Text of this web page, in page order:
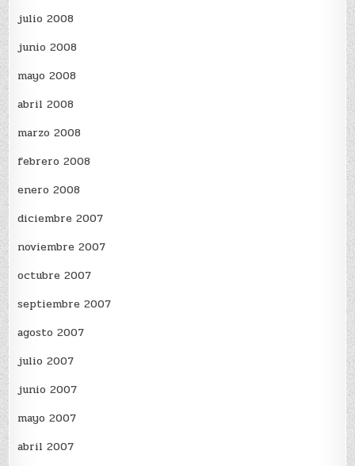
julio 2008
junio 2008
mayo 2008
abril 2008
marzo 2008
febrero 2008
enero 2008
diciembre 2007
noviembre 2007
octubre 2007
septiembre 2007
agosto 2007
julio 2007
junio 2007
mayo 2007
abril 2007